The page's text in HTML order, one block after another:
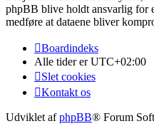
phpBB blive holdt ansvarlig for
medføre at dataene bliver
Boardindeks
Alle tider erUTC+02:00
Slet cookies
Kontakt os
Udviklet afphpBB® Forum